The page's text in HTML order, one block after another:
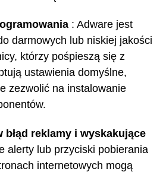
: Adware jest
darmowych lub niskiej jakości
którzy pośpieszą się z
ustawienia domyślne,
zezwolić na instalowanie
błąd reklamy i wyskakujące
alerty lub przyciski pobierania
internetowych mogą